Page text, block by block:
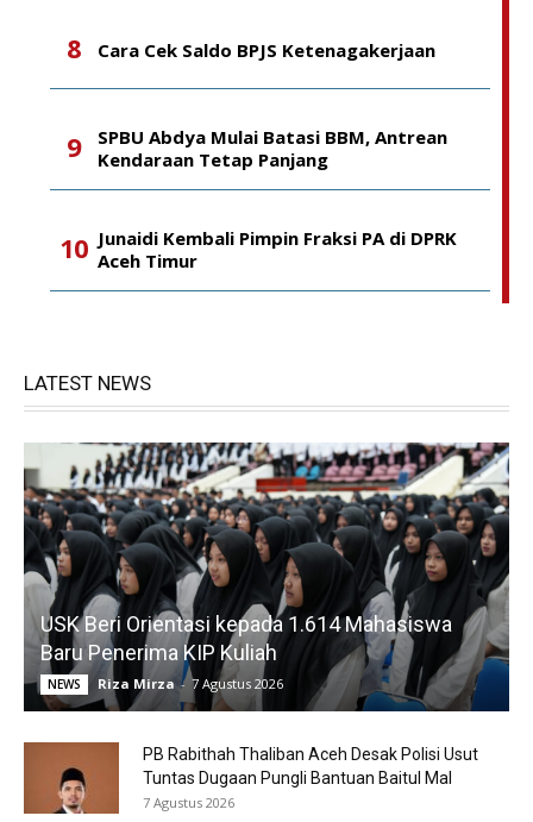
Cara Cek Saldo BPJS Ketenagakerjaan
SPBU Abdya Mulai Batasi BBM, Antrean
Kendaraan Tetap Panjang
Junaidi Kembali Pimpin Fraksi PA di DPRK
Aceh Timur
LATEST NEWS
USK Beri Orientasi kepada 1.614 Mahasiswa
Baru Penerima KIP Kuliah
NEWS Riza Mirza - 7 Agustus 2026
PB Rabithah Thaliban Aceh Desak Polisi Usut
Tuntas Dugaan Pungli Bantuan Baitul Mal
7 Agustus 2026